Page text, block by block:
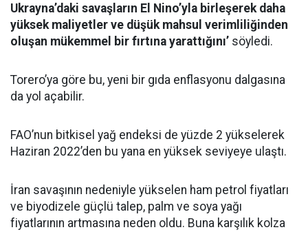
Ukrayna’daki savaşların El Nino’yla birleşerek daha
yüksek maliyetler ve düşük mahsul verimliliğinden
oluşan mükemmel bir fırtına yarattığını’ söyledi.
Torero’ya göre bu, yeni bir gıda enflasyonu dalgasına
da yol açabilir.
FAO’nun bitkisel yağ endeksi de yüzde 2 yükselerek
Haziran 2022’den bu yana en yüksek seviyeye ulaştı.
İran savaşının nedeniyle yükselen ham petrol fiyatları
ve biyodizele güçlü talep, palm ve soya yağı
fiyatlarının artmasına neden oldu. Buna karşılık kolza